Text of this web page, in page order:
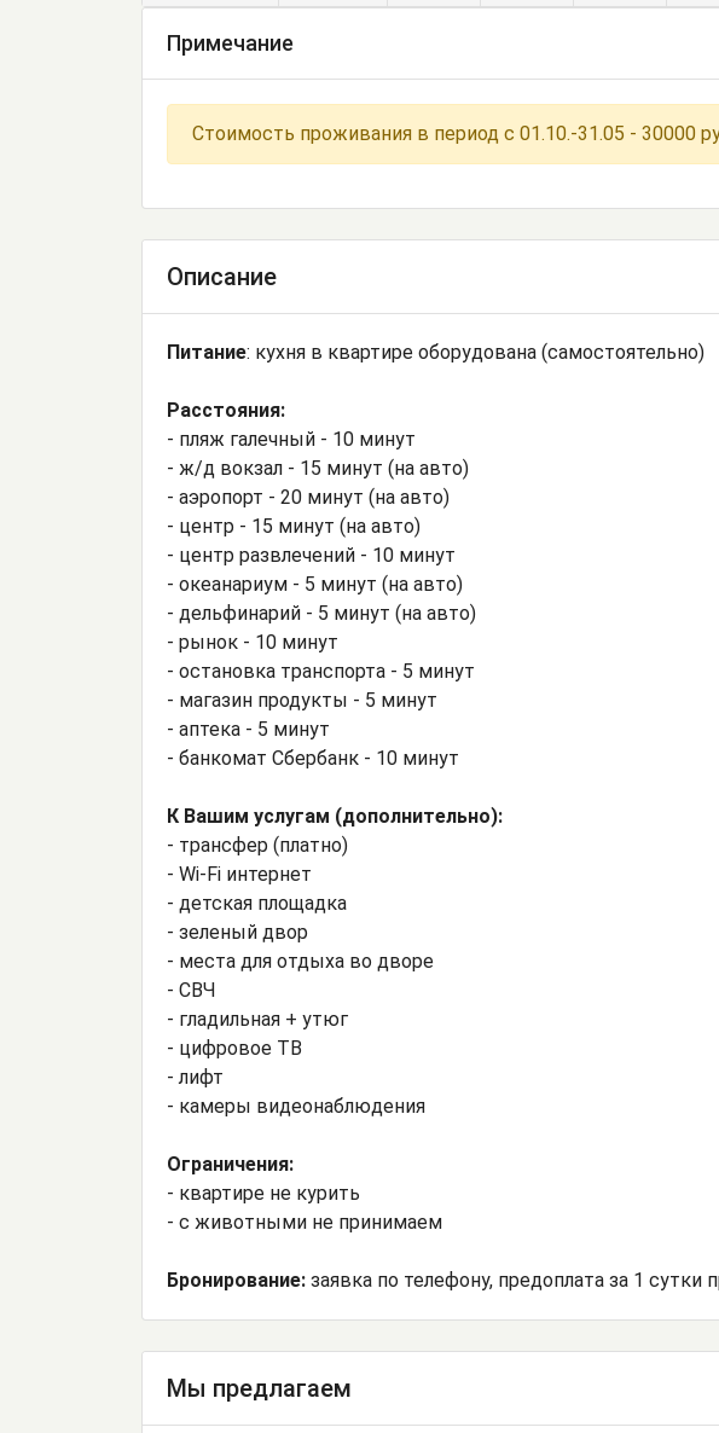
Примечание
Стоимость проживания в период с 01.10.-31.05 - 30000
Описание
Питание: кухня в квартире оборудована (самостоятельно)
Расстояния:
- пляж галечный - 10 минут
- ж/д вокзал - 15 минут (на авто)
- аэропорт - 20 минут (на авто)
- центр - 15 минут (на авто)
- центр развлечений - 10 минут
- океанариум - 5 минут (на авто)
- дельфинарий - 5 минут (на авто)
- рынок - 10 минут
- остановка транспорта - 5 минут
- магазин продукты - 5 минут
- аптека - 5 минут
- банкомат Сбербанк - 10 минут
К Вашим услугам (дополнительно):
- трансфер (платно)
- Wi-Fi интернет
- детская площадка
- зеленый двор
- места для отдыха во дворе
- СВЧ
- гладильная + утюг
- цифровое ТВ
- лифт
- камеры видеонаблюдения
Ограничения:
- квартире не курить
- с животными не принимаем
Бронирование: заявка по телефону, предоплата за 1 сутки
Мы предлагаем